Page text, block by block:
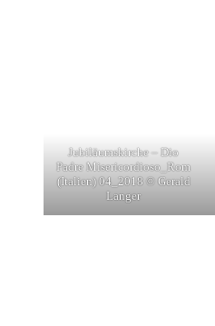
Jubiläumskirche – Dio
Padre Misericordioso_Rom
(Italien) 04_2018 © Gerald
Langer